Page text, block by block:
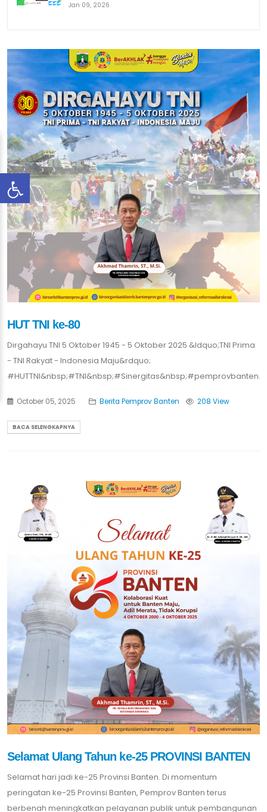
Jan 09, 2026
HUT TNI ke-80
Dirgahayu TNI 5 Oktober 1945 - 5 Oktober 2025 &ldquo;TNI Prima
- TNI Rakyat - Indonesia Maju&rdquo;
#HUTTNI&nbsp;#TNI&nbsp;#Sinergitas&nbsp;#pemprovbanten.
October 05, 2025 Berita Pemprov Banten 208 View
BACA SELENGKAPNYA
Selamat Ulang Tahun ke-25 PROVINSI BANTEN
Selamat hari jadi ke-25 Provinsi Banten. Di momentum
peringatan ke-25 Provinsi Banten, Pemprov Banten terus
berbenah meningkatkan pelayanan publik untuk pembangunan